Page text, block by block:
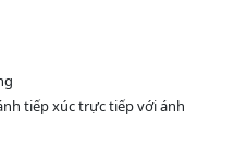
tiếp xúc trực tiếp với ánh